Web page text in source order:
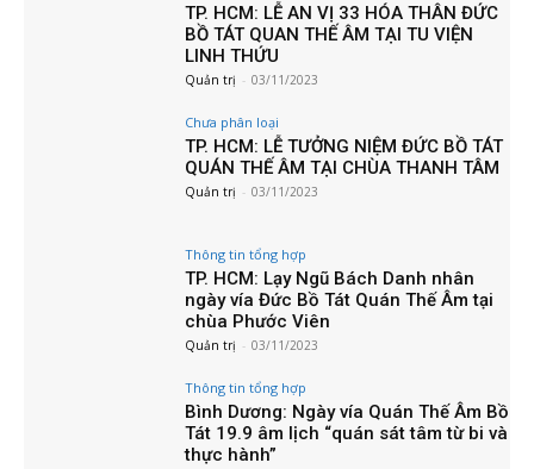
TP. HCM: LỄ AN VỊ 33 HÓA THÂN ĐỨC
BỒ TÁT QUAN THẾ ÂM TẠI TU VIỆN
LINH THỨU
Quản trị - 03/11/2023
Chưa phân loại
TP. HCM: LỄ TƯỞNG NIỆM ĐỨC BỒ TÁT
QUÁN THẾ ÂM TẠI CHÙA THANH TÂM
Quản trị - 03/11/2023
Thông tin tổng hợp
TP. HCM: Lạy Ngũ Bách Danh nhân
ngày vía Đức Bồ Tát Quán Thế Âm tại
chùa Phước Viên
Quản trị - 03/11/2023
Thông tin tổng hợp
Bình Dương: Ngày vía Quán Thế Âm Bồ
Tát 19.9 âm lịch “quán sát tâm từ bi và
thực hành”